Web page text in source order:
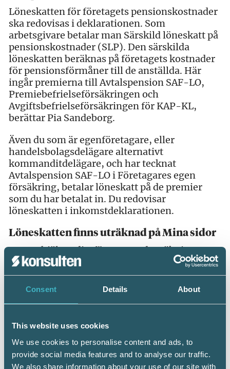
Consent Details About
This website uses cookies
We use cookies to personalise content and ads, to
provide social media features and to analyse our traffic.
We also share information about your use of our site with
Löneskatten för företagets pensionskostnader
ska redovisas i deklarationen. Som
arbetsgivare betalar man Särskild löneskatt på
pensionskostnader (SLP). Den särskilda
löneskatten beräknas på företagets kostnader
för pensionsförmåner till de anställda. Här
ingår premierna till Avtalspension SAF-LO,
Premiebefrielseförsäkringen och
Avgiftsbefrielseförsäkringen för KAP-KL,
berättar Pia Sandeborg.
Även du som är egenföretagare, eller
handelsbolagsdelägare alternativt
kommanditdelägare, och har tecknat
Avtalspension SAF-LO i Företagares egen
försäkring, betalar löneskatt på de premier
som du har betalat in. Du redovisar
löneskatten i inkomstdeklarationen.
Löneskatten finns uträknad på Mina sidor
– Fora hjälper ditt företag med uträkningen av
löneskatten. När du har gjort den slutliga
lönerapporteringen från ditt företag beräknar
Fora företagets löneskatt, säger Pia
”Ekonomi”. Uppgifterna kan du få på en pdf
Kort om Fora